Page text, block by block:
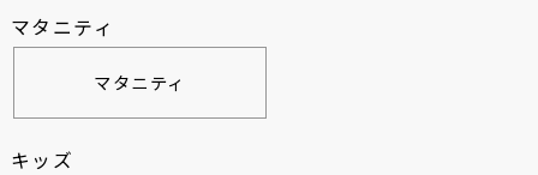
マタニティ
マタニティ
キッズ